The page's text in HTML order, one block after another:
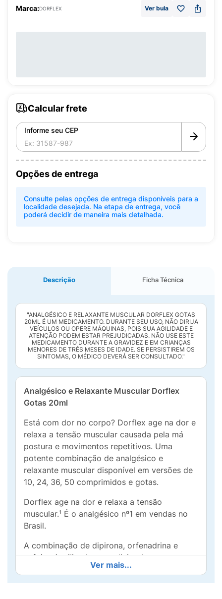
Marca:DORFLEX Ver bula
Calcular frete
Informe seu CEP
Opções de entrega
Consulte pelas opções de entrega disponíveis para a
localidade desejada. Na etapa de entrega, você
poderá decidir de maneira mais detalhada.
Descrição Ficha Técnica
"ANALGÉSICO E RELAXANTE MUSCULAR DORFLEX GOTAS
20ML É UM MEDICAMENTO. DURANTE SEU USO, NÃO DIRIJA
VEÍCULOS OU OPERE MÁQUINAS, POIS SUA AGILIDADE E
ATENÇÃO PODEM ESTAR PREJUDICADAS. NÃO USE ESTE
MEDICAMENTO DURANTE A GRAVIDEZ E EM CRIANÇAS
MENORES DE TRÊS MESES DE IDADE. SE PERSISTIREM OS
SINTOMAS, O MÉDICO DEVERÁ SER CONSULTADO."
Analgésico e Relaxante Muscular Dorflex
Gotas 20ml
Está com dor no corpo? Dorflex age na dor e
relaxa a tensão muscular causada pela má
postura e movimentos repetitivos. Uma
potente combinação de analgésico e
relaxante muscular disponível em versões de
10, 24, 36, 50 comprimidos e gotas.
Dorflex age na dor e relaxa a tensão
muscular.¹ É o analgésico nº1 em vendas no
Brasil.
A combinação de dipirona, orfenadrina e
cafeína é utilizada para aliviar dores e
tensões musculares.Ver mais...